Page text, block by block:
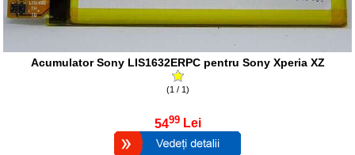
Acumulator Sony LIS1632ERPC pentru Sony Xperia XZ
(1 / 1)
5499 Lei